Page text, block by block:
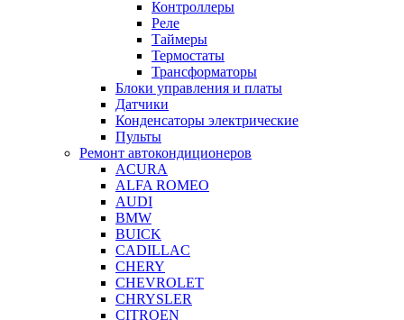
Контроллеры
Реле
Таймеры
Термостаты
Трансформаторы
Блоки управления и платы
Датчики
Конденсаторы электрические
Пульты
Ремонт автокондиционеров
ACURA
ALFA ROMEO
AUDI
BMW
BUICK
CADILLAC
CHERY
CHEVROLET
CHRYSLER
CITROEN